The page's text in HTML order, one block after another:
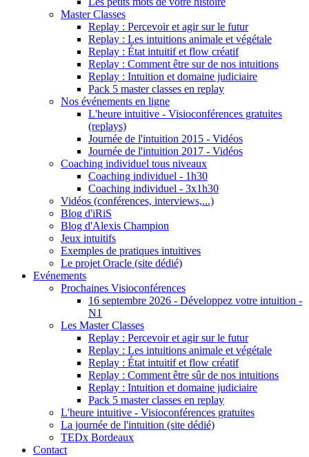
Master Classes
Replay : Percevoir et agir sur le futur
Replay : Les intuitions animale et végétale
Replay : État intuitif et flow créatif
Replay : Comment être sur de nos intuitions
Replay : Intuition et domaine judiciaire
Pack 5 master classes en replay
Nos événements en ligne
L'heure intuitive - Visioconférences gratuites
(replays)
Journée de l'intuition 2015 - Vidéos
Journée de l'intuition 2017 - Vidéos
Coaching individuel tous niveaux
Coaching individuel - 1h30
Coaching individuel - 3x1h30
Vidéos (conférences, interviews,...)
Blog d'iRiS
Blog d'Alexis Champion
Jeux intuitifs
Exemples de pratiques intuitives
Le projet Oracle (site dédié)
Evénements
Prochaines Visioconférences
16 septembre 2026 - Développez votre intuition -
N1
Les Master Classes
Replay : Percevoir et agir sur le futur
Replay : Les intuitions animale et végétale
Replay : État intuitif et flow créatif
Replay : Comment être sûr de nos intuitions
Replay : Intuition et domaine judiciaire
Pack 5 master classes en replay
L'heure intuitive - Visioconférences gratuites
La journée de l'intuition (site dédié)
TEDx Bordeaux
Contact